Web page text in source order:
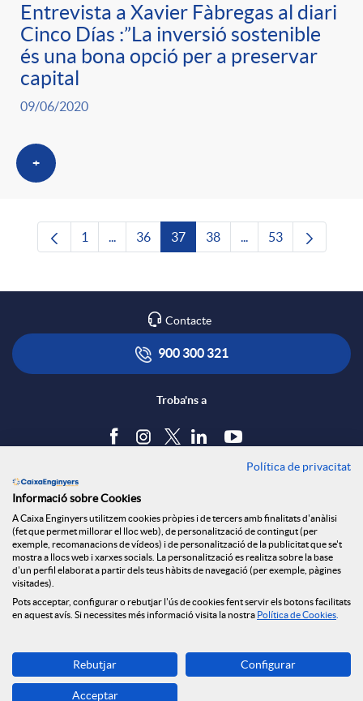
Entrevista a Xavier Fàbregas al diari
Cinco Días :”La inversió sostenible
és una bona opció per a preservar
capital
09/06/2020
+
Pàgina
1 ...Pàgines intermèdies Utilitzeu TAB per
Pàgina
36 Pàgina
37 Pàgina
38 ...Pàgines intermèdies
Pàgina
53
Contacte
900 300 321
Troba'ns a
Política de cookies
Avís legal
Seguretat Online
Canal denúncies
Descarrega-la ara
Banca MOBILE
Política de privacitat
Informació sobre Cookies
A Caixa Enginyers utilitzem cookies pròpies i de tercers amb finalitats d'anàlisi
(fet que permet millorar el lloc web), de personalització de contingut (per
exemple, recomanacions de vídeos) i de personalització de la publicitat que se't
mostra a llocs web i xarxes socials. La personalització es realitza sobre la base
d'un perfil elaborat a partir dels teus hàbits de navegació (per exemple, pàgines
visitades).
Pots acceptar, configurar o rebutjar l'ús de cookies fent servir els botons facilitats
en aquest avís. Si necessites més informació visita la nostra Política de Cookies
Rebutjar Configurar
Acceptar